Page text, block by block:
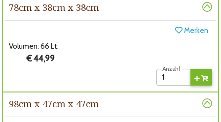
78cm x 38cm x 38cm
Merken
Volumen: 66 Lt.
€ 44,99
Anzahl
98cm x 47cm x 47cm